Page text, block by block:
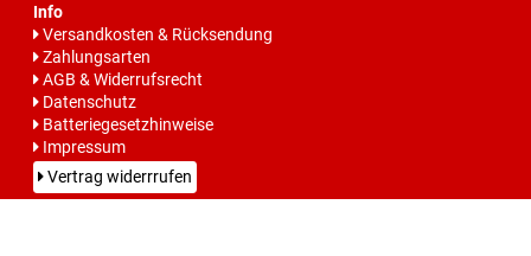
Info
Versandkosten & Rücksendung
Zahlungsarten
AGB & Widerrufsrecht
Datenschutz
Batteriegesetzhinweise
Impressum
Vertrag widerrrufen